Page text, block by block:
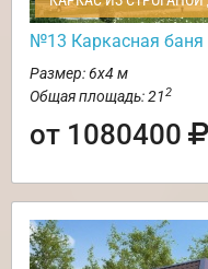
№13 Каркасная баня
Размер: 6х4 м
Общая площадь: 212
от 1080400